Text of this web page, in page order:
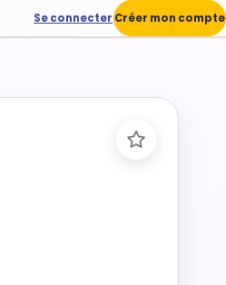
Se connecter Créer mon compte